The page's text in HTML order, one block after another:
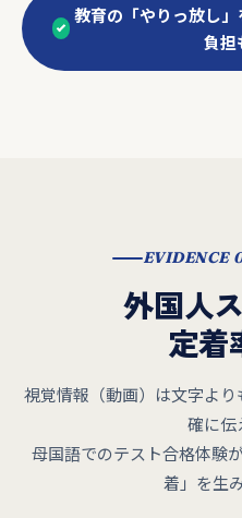
教育の「やりっ放し
負担
EVIDENCE
外国人
定着
視覚情報（動画）は文字よ
確に伝
母国語でのテスト合格体験
着」を生